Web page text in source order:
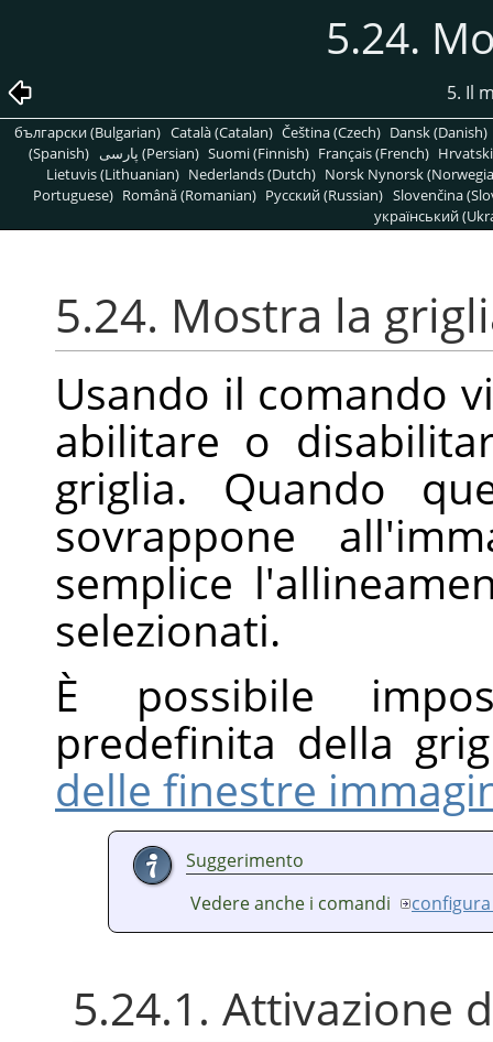
5.24.
5. Il
български (Bulgarian) Català (Catalan) Čeština (Czech) Dansk (Danish)
(Spanish)
پارسی (Persian) Suomi (Finnish) Français (French)
Lietuvis (Lithuanian) Nederlands (Dutch) Norsk Nynorsk
Portuguese) Română (Romanian) Pусский (Russian) Slovenčina
український
5.24. Mostra la
Usando il comando
abilitare o
griglia. Quando
sovrappone
semplice
selezionati.
È possibile
predefinita della
delle finestre
Suggerimento
Vedere anche i comandi
5.24.1. Attivazione